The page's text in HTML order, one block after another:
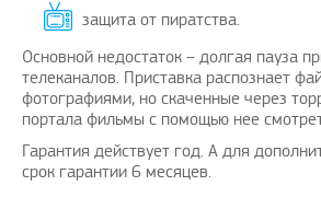
защита от пиратства.
Основной недостаток – долгая пауза
телеканалов. Приставка распознает
фотографиями, но скаченные через
портала фильмы с помощью нее
Гарантия действует год. А для
срок гарантии 6 месяцев.